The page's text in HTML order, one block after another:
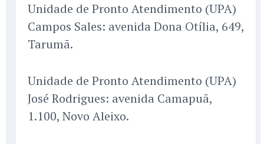
Unidade de Pronto Atendimento (UPA)
Campos Sales: avenida Dona Otília, 649,
Tarumã.
Unidade de Pronto Atendimento (UPA)
José Rodrigues: avenida Camapuã,
1.100, Novo Aleixo.